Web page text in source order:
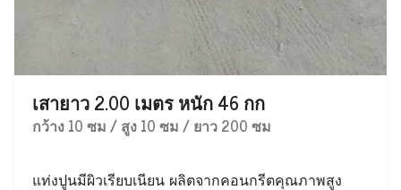
เสายาว 2.00 เมตร หนัก 46 กก
กว้าง 10 ซม / สูง 10 ซม / ยาว 200 ซม
แท่งปูนมีผิวเรียบเนียน ผลิตจากคอนกรีตคุณภาพสูง